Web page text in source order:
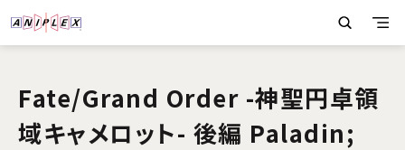
Fate/Grand Order -神聖円卓領
域キャメロット- 後編 Paladin;